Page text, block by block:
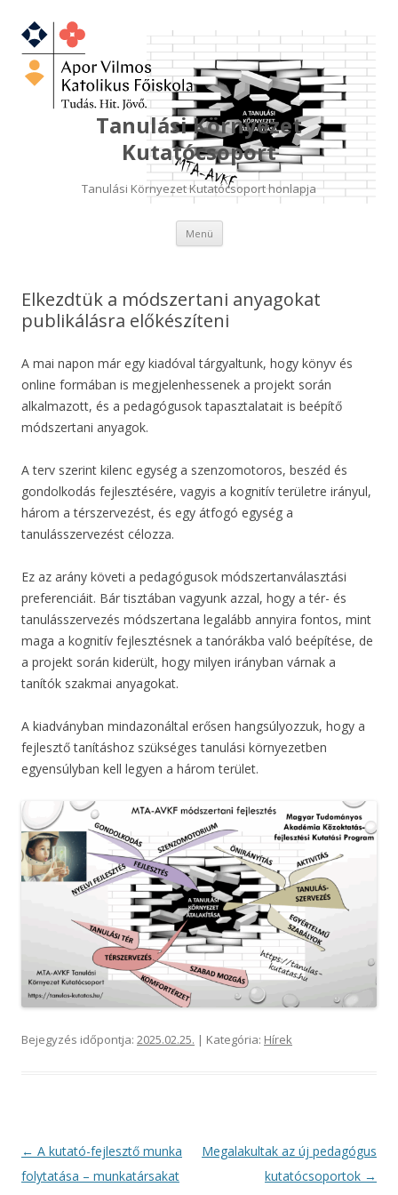
Tanulási Környezet
Kutatócsoport
Tanulási Környezet Kutatócsoport honlapja
Menü Kilépés
tartalomba
Elkezdtük a módszertani anyagokat
publikálásra előkészíteni
A mai napon már egy kiadóval tárgyaltunk, hogy könyv és
online formában is megjelenhessenek a projekt során
alkalmazott, és a pedagógusok tapasztalatait is beépítő
módszertani anyagok.
A terv szerint kilenc egység a szenzomotoros, beszéd és
gondolkodás fejlesztésére, vagyis a kognitív területre irányul,
három a térszervezést, és egy átfogó egység a
tanulásszervezést célozza.
Ez az arány követi a pedagógusok módszertanválasztási
preferenciáit. Bár tisztában vagyunk azzal, hogy a tér- és
tanulásszervezés módszertana legalább annyira fontos, mint
maga a kognitív fejlesztésnek a tanórákba való beépítése, de
a projekt során kiderült, hogy milyen irányban várnak a
tanítók szakmai anyagokat.
A kiadványban mindazonáltal erősen hangsúlyozzuk, hogy a
fejlesztő tanításhoz szükséges tanulási környezetben
egyensúlyban kell legyen a három terület.
Bejegyzés időpontja: 2025.02.25. | Kategória: Hírek
Bejegyzés
navigáció
← A kutató-fejlesztő munka
folytatása – munkatársakat
Megalakultak az új pedagógus
kutatócsoportok →